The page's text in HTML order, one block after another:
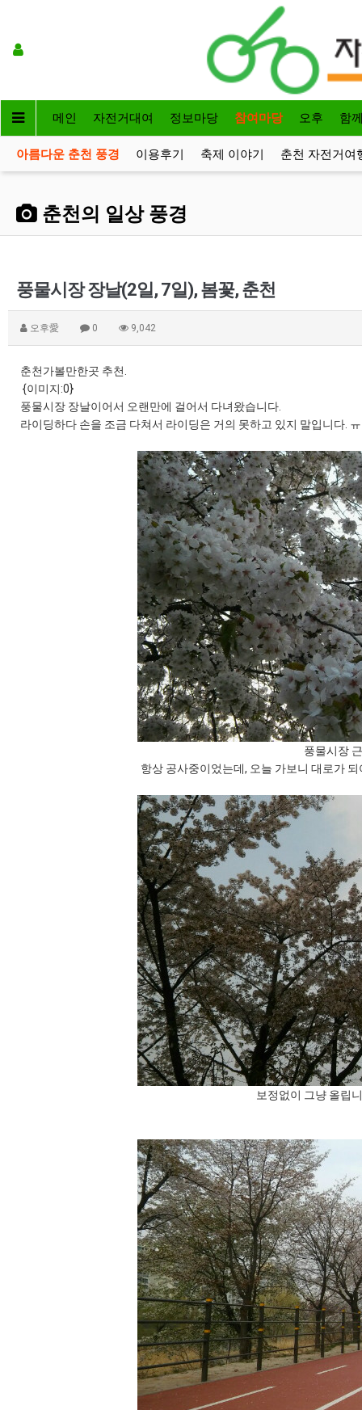
메인 자전거대여 정보마당 참여마당 오후 함
아름다운 춘천 풍경 이용후기 축제 이야기 춘천 자전거여
춘천의 일상 풍경
풍물시장 장날(2일, 7일), 봄꽃, 춘천
오후愛 0 9,042
춘천가볼만한곳 추천.
{이미지:0}
풍물시장 장날이어서 오랜만에 걸어서 다녀왔습니다.
라이딩하다 손을 조금 다쳐서 라이딩은 거의 못하고 있지 말입니다.
풍물시장
항상 공사중이었는데, 오늘 가보니 대로가
보정없이 그냥 올립